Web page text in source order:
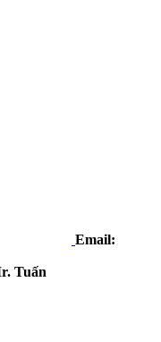
Email:
Tuấn